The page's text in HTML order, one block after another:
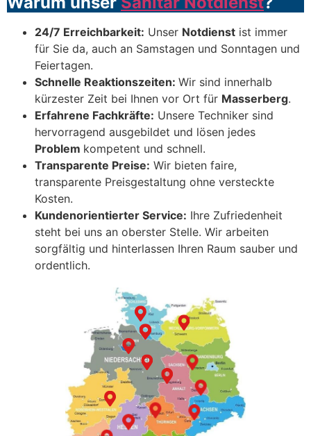
24/7 Erreichbarkeit: Unser Notdienst ist immer
für Sie da, auch an Samstagen und Sonntagen und
Feiertagen.
Schnelle Reaktionszeiten: Wir sind innerhalb
kürzester Zeit bei Ihnen vor Ort für Masserberg.
Erfahrene Fachkräfte: Unsere Techniker sind
hervorragend ausgebildet und lösen jedes
Problem kompetent und schnell.
Transparente Preise: Wir bieten faire,
transparente Preisgestaltung ohne versteckte
Kosten.
Kundenorientierter Service: Ihre Zufriedenheit
steht bei uns an oberster Stelle. Wir arbeiten
sorgfältig und hinterlassen Ihren Raum sauber und
ordentlich.